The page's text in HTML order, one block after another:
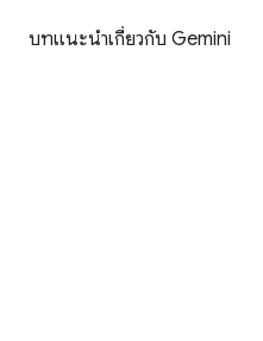
บทแนะนำเกี่ยวกับ Gemini